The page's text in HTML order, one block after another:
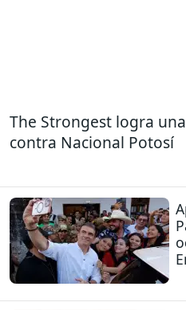
The Strongest logra
contra Nacional Potosí